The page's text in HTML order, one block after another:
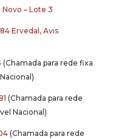
Novo – Lote 3
Ervedal, Avis
(Chamada para rede fixa
Nacional)
(Chamada para rede
Nacional)
(Chamada para rede